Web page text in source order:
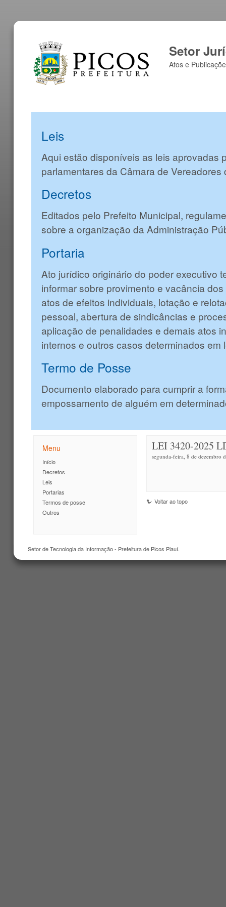
Setor
Atos e
Leis
Aqui estão disponíveis as leis aprovadas
parlamentares da Câmara de Vereadores
Decretos
Editados pelo Prefeito Municipal,
sobre a organização da Administração
Portaria
Ato jurídico originário do poder executivo
informar sobre provimento e vacância
atos de efeitos individuais, lotação e
pessoal, abertura de sindicâncias e
aplicação de penalidades e demais atos
internos e outros casos determinados em
Termo de Posse
Documento elaborado para cumprir a
empossamento de alguém em
Menu
Início
Decretos
Leis
Portarias
Termos de posse
Outros
LEI 3420-2025
segunda-feira, 8 de dezembro
Voltar ao topo
Setor de Tecnologia da Informação - Prefeitura de Picos Piauí.